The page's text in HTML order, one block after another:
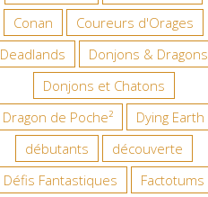
Conan
Coureurs d'Orages
Deadlands
Donjons & Dragons
Donjons et Chatons
Dragon de Poche²
Dying Earth
débutants
découverte
Défis Fantastiques
Factotums